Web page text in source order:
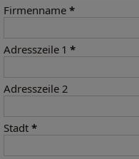
Firmenname *
Adresszeile 1 *
Adresszeile 2
Stadt *